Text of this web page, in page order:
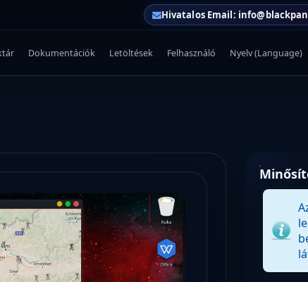
Hivatalos Email:
Dokumentációk Letöltések Felhasználó Nyelv (Language)